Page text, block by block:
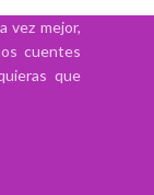
vez mejor,
cuentes
que